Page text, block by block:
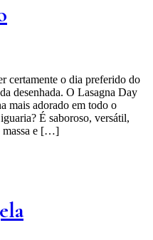
certamente o dia preferido do
desenhada. O Lasagna Day
mais adorado em todo o
É saboroso, versátil,
massa e […]